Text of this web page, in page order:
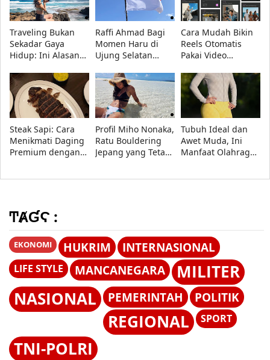
Traveling Bukan
Sekadar Gaya
Hidup: Ini Alasan
Melakukannya
Raffi Ahmad Bagi
Momen Haru di
Ujung Selatan
Rote
Cara Mudah Bikin
Reels Otomatis
Pakai Video
Steak Sapi: Cara
Menikmati Daging
Premium dengan
Profil Miho Nonaka,
Ratu Bouldering
Jepang yang Tetap
Tubuh Ideal dan
Awet Muda, Ini
Manfaat Olahraga
ͲȺƓϚ :
EKONOMI HUKRIM INTERNASIONAL
LIFE STYLE MANCANEGARA
MILITER
NASIONAL
PEMERINTAH POLITIK
REGIONAL SPORT
TNI-POLRI